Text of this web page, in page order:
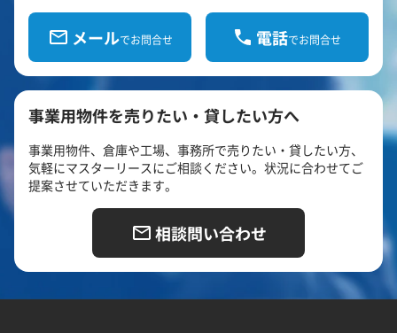
メールでお問合せ 電話でお問合せ
事業用物件を売りたい・貸したい方へ
事業用物件、倉庫や工場、事務所で売りたい・貸したい方、
気軽にマスターリースにご相談ください。状況に合わせてご
提案させていただきます。
相談問い合わせ